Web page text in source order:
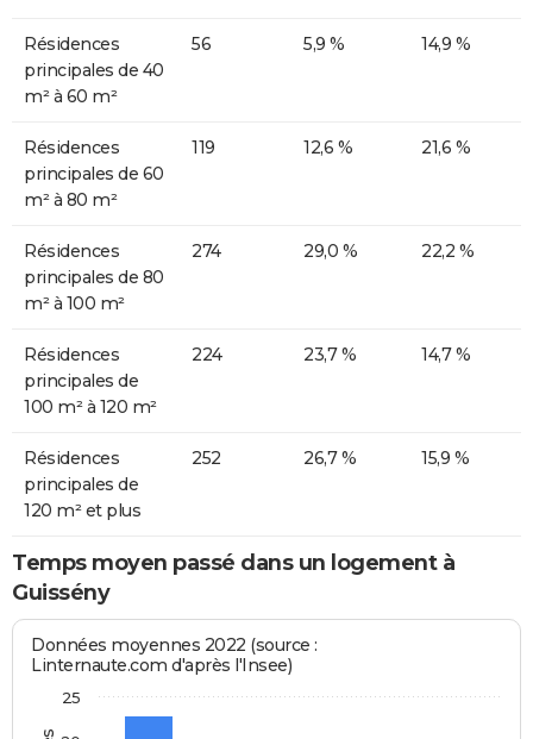
Résidences
principales de 40
m² à 60 m²
56 5,9 % 14,9 %
Résidences
principales de 60
m² à 80 m²
119 12,6 % 21,6 %
Résidences
principales de 80
m² à 100 m²
274 29,0 % 22,2 %
Résidences
principales de
100 m² à 120 m²
224 23,7 % 14,7 %
Résidences
principales de
120 m² et plus
252 26,7 % 15,9 %
Temps moyen passé dans un logement à
Guissény
Données moyennes 2022 (source :
Linternaute.com d'après l'Insee)
25